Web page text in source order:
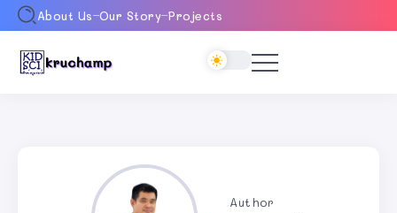
About Us Our Story Projects
Author